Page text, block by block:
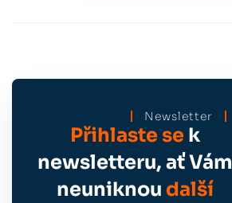
Newsletter
Přihlaste sek
newsletteru, ať Vám
neuniknou další